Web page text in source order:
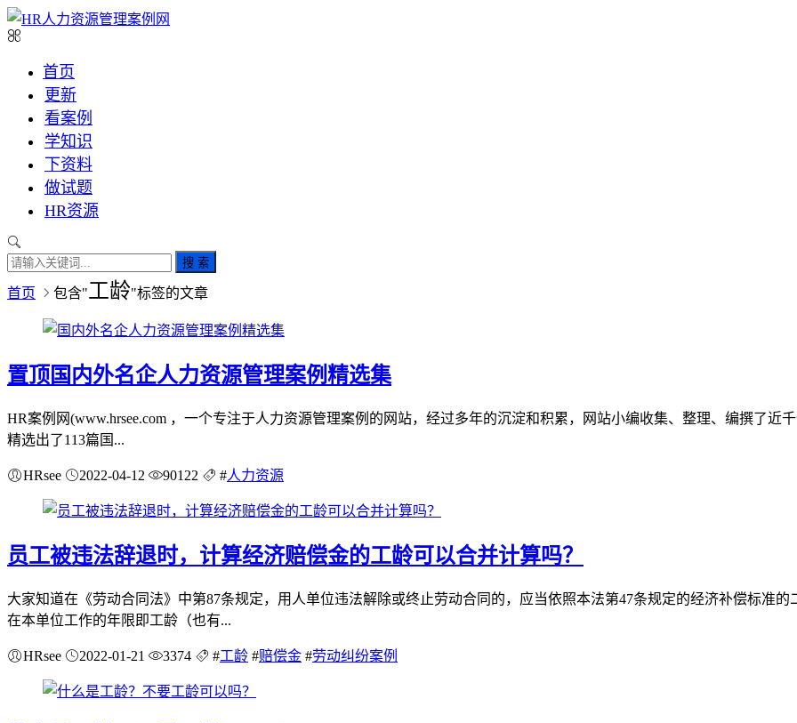
首页
更新
看案例
学知识
下资料
做试题
HR资源
搜 索
首页 包含"工龄"标签的文章
置顶 国内外名企人力资源管理案例精选集
HR案例网(www.hrsee.com ，一个专注于人力资源管理案例的网站，经过多年的沉淀和积累，网站小编收集、整理、编撰了
精选出了113篇国...
HRsee 2022-04-12 90122 #人力资源
员工被违法辞退时，计算经济赔偿金的工龄可以合并计算吗？
大家知道在《劳动合同法》中第87条规定，用人单位违法解除或终止劳动合同的，应当依照本法第47条规定的经济补偿标准
在本单位工作的年限即工龄（也有...
HRsee 2022-01-21 3374 #工龄 #赔偿金 #劳动纠纷案例